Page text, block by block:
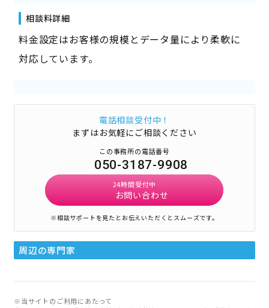
相談料詳細
料金設定はお客様の規模とデータ量により柔軟に
対応しています。
電話相談受付中！
まずはお気軽にご相談ください
この事務所の電話番号
050-3187-9908
24時間受付中
お問い合わせ
※相談サポートを見たとお伝えいただくとスムーズです。
周辺の専門家
※当サイトのご利用にあたって